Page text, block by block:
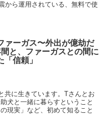
から運用されている、無料で使
ァーガス〜外出が億劫だ
と、ファーガスとの間に
「信頼」
共に生きています。Tさんとお
犬と一緒に暮らすということ
現実」など、初めて知ること